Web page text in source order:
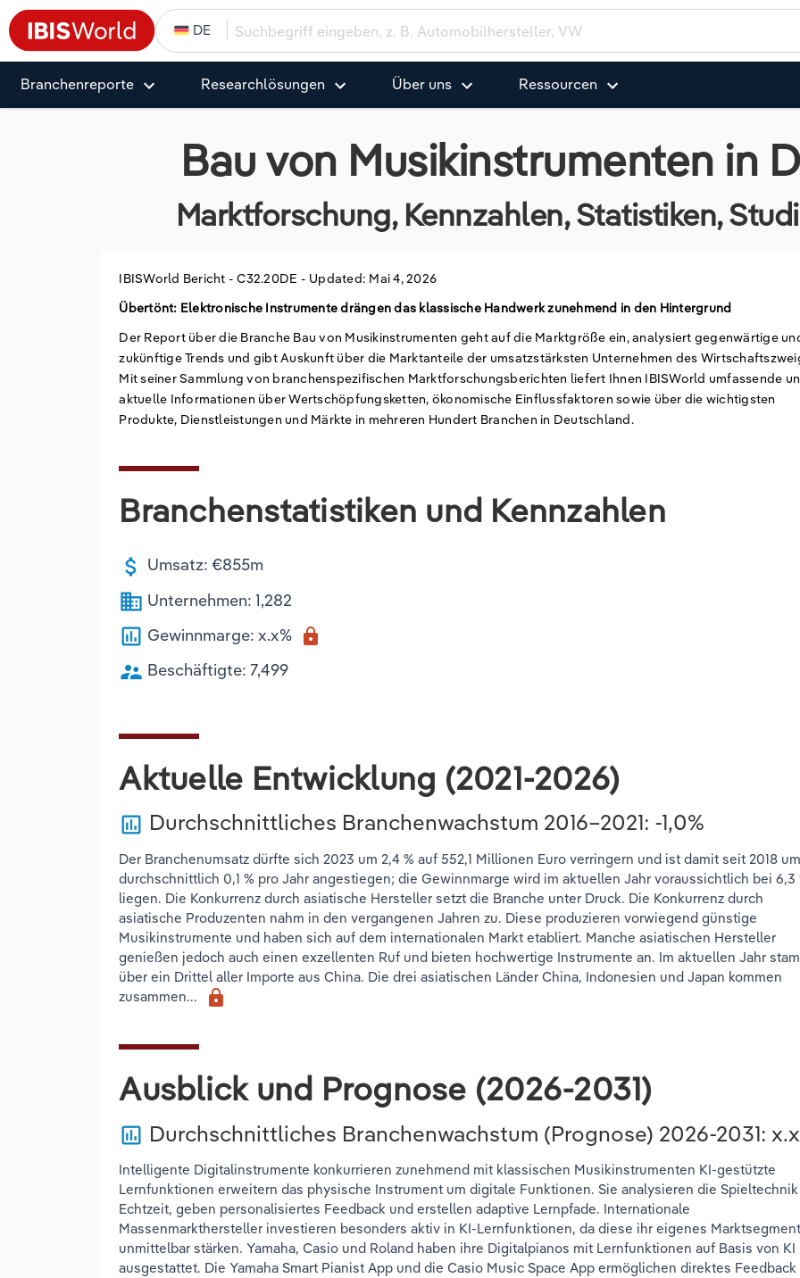
DE
Branchenreporte Research­­­­lösungen Über uns Ressourcen
Bau von Musikinstrumenten in
Marktforschung, Kennzahlen, Statistiken,
IBISWorld Bericht -C32.20DE - Updated: Mai 4, 2026
Übertönt: Elektronische Instrumente drängen das klassische Handwerk zunehmend in den Hintergrund
Der Report über die Branche Bau von Musikinstrumenten geht auf die Marktgröße ein, analysiert gegenwärtige
zukünftige Trends und gibt Auskunft über die Marktanteile der umsatzstärksten Unternehmen des
Mit seiner Sammlung von branchenspezifischen Marktforschungsberichten liefert Ihnen IBISWorld umfassende
aktuelle Informationen über Wertschöpfungsketten, ökonomische Einflussfaktoren sowie über die wichtigsten
Produkte, Dienstleistungen und Märkte in mehreren Hundert Branchen in Deutschland.
Branchenstatistiken und Kennzahlen
attach_money Umsatz: €855m
business Unternehmen: 1,282
poll Gewinnmarge: x.x% lock
supervisor_account Beschäftigte: 7,499
Aktuelle Entwicklung (2021-2026)
poll Durchschnittliches Branchenwachstum 2016–2021: -1,0%
Der Branchenumsatz dürfte sich 2023 um 2,4 % auf 552,1 Millionen Euro verringern und ist damit seit 2018
durchschnittlich 0,1 % pro Jahr angestiegen; die Gewinnmarge wird im aktuellen Jahr voraussichtlich bei 6,3
liegen. Die Konkurrenz durch asiatische Hersteller setzt die Branche unter Druck. Die Konkurrenz durch
asiatische Produzenten nahm in den vergangenen Jahren zu. Diese produzieren vorwiegend günstige
Musikinstrumente und haben sich auf dem internationalen Markt etabliert. Manche asiatischen Hersteller
genießen jedoch auch einen exzellenten Ruf und bieten hochwertige Instrumente an. Im aktuellen Jahr
über ein Drittel aller Importe aus China. Die drei asiatischen Länder China, Indonesien und Japan kommen
zusammen...
lock
Ausblick und Prognose (2026-2031)
poll Durchschnittliches Branchenwachstum (Prognose) 2026-2031: x.x
Intelligente Digitalinstrumente konkurrieren zunehmend mit klassischen Musikinstrumenten KI-gestützte
Lernfunktionen erweitern das physische Instrument um digitale Funktionen. Sie analysieren die
Echtzeit, geben personalisiertes Feedback und erstellen adaptive Lernpfade. Internationale
Massenmarkthersteller investieren besonders aktiv in KI-Lernfunktionen, da diese ihr eigenes
unmittelbar stärken. Yamaha, Casio und Roland haben ihre Digitalpianos mit Lernfunktionen auf Basis von KI
ausgestattet. Die Yamaha Smart Pianist App und die Casio Music Space App ermöglichen direktes Feedback